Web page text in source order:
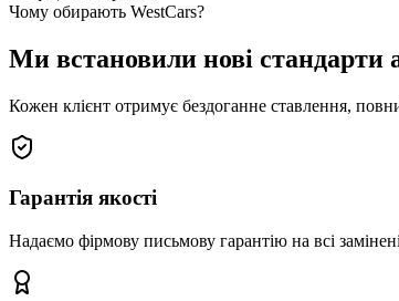
Чому обирають WestCars?
Ми встановили нові стандарти
Кожен клієнт отримує бездоганне ставлення,
Гарантія якості
Надаємо фірмову письмову гарантію на всі